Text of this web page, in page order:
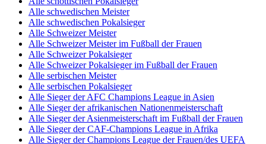
Alle schwedischen Meister
Alle schwedischen Pokalsieger
Alle Schweizer Meister
Alle Schweizer Meister im Fußball der Frauen
Alle Schweizer Pokalsieger
Alle Schweizer Pokalsieger im Fußball der Frauen
Alle serbischen Meister
Alle serbischen Pokalsieger
Alle Sieger der AFC Champions League in Asien
Alle Sieger der afrikanischen Nationenmeisterschaft
Alle Sieger der Asienmeisterschaft im Fußball der Frauen
Alle Sieger der CAF-Champions League in Afrika
Alle Sieger der Champions League der Frauen/des UEFA